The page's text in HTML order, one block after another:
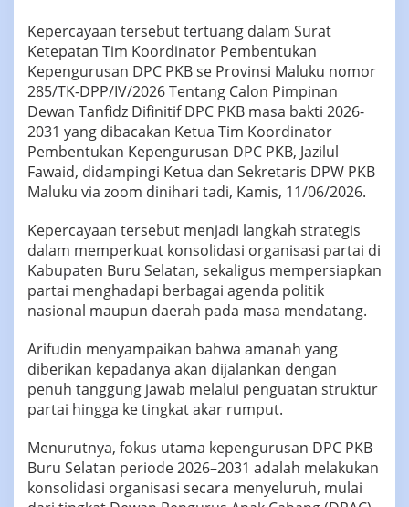
Kepercayaan tersebut tertuang dalam Surat
Ketepatan Tim Koordinator Pembentukan
Kepengurusan DPC PKB se Provinsi Maluku nomor
285/TK-DPP/IV/2026 Tentang Calon Pimpinan
Dewan Tanfidz Difinitif DPC PKB masa bakti 2026-
2031 yang dibacakan Ketua Tim Koordinator
Pembentukan Kepengurusan DPC PKB, Jazilul
Fawaid, didampingi Ketua dan Sekretaris DPW PKB
Maluku via zoom dinihari tadi, Kamis, 11/06/2026.
Kepercayaan tersebut menjadi langkah strategis
dalam memperkuat konsolidasi organisasi partai di
Kabupaten Buru Selatan, sekaligus mempersiapkan
partai menghadapi berbagai agenda politik
nasional maupun daerah pada masa mendatang.
Arifudin menyampaikan bahwa amanah yang
diberikan kepadanya akan dijalankan dengan
penuh tanggung jawab melalui penguatan struktur
partai hingga ke tingkat akar rumput.
Menurutnya, fokus utama kepengurusan DPC PKB
Buru Selatan periode 2026–2031 adalah melakukan
konsolidasi organisasi secara menyeluruh, mulai